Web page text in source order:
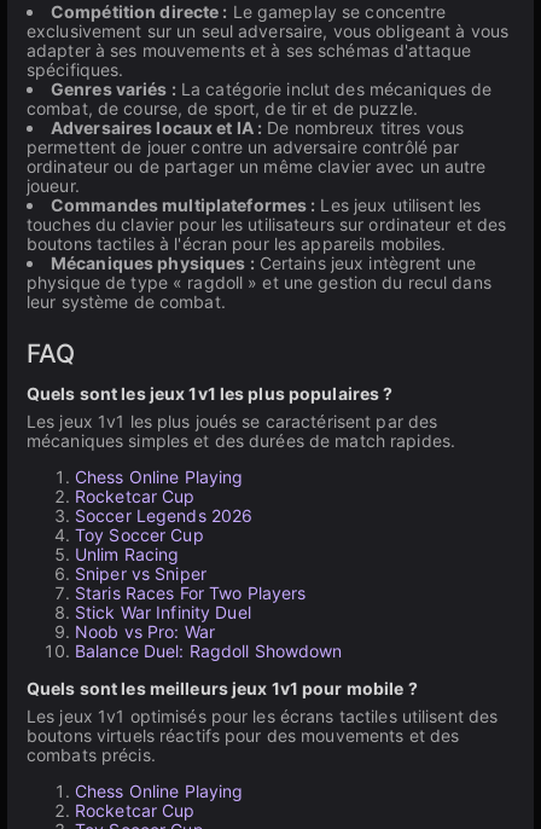
Compétition directe : Le gameplay se concentre
exclusivement sur un seul adversaire, vous obligeant à vous
adapter à ses mouvements et à ses schémas d'attaque
spécifiques.
Genres variés : La catégorie inclut des mécaniques de
combat, de course, de sport, de tir et de puzzle.
Adversaires locaux et IA : De nombreux titres vous
permettent de jouer contre un adversaire contrôlé par
ordinateur ou de partager un même clavier avec un autre
joueur.
Commandes multiplateformes : Les jeux utilisent les
touches du clavier pour les utilisateurs sur ordinateur et des
boutons tactiles à l'écran pour les appareils mobiles.
Mécaniques physiques : Certains jeux intègrent une
physique de type « ragdoll » et une gestion du recul dans
leur système de combat.
FAQ
Quels sont les jeux 1v1 les plus populaires ?
Les jeux 1v1 les plus joués se caractérisent par des
mécaniques simples et des durées de match rapides.
Chess Online Playing
Rocketcar Cup
Soccer Legends 2026
Toy Soccer Cup
Unlim Racing
Sniper vs Sniper
Staris Races For Two Players
Stick War Infinity Duel
Noob vs Pro: War
Balance Duel: Ragdoll Showdown
Quels sont les meilleurs jeux 1v1 pour mobile ?
Les jeux 1v1 optimisés pour les écrans tactiles utilisent des
boutons virtuels réactifs pour des mouvements et des
combats précis.
Chess Online Playing
Rocketcar Cup